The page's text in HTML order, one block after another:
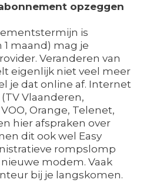
opzeggen
is
maand) mag je
Veranderen van
eigenlijk niet veel meer
je dat online af. Internet
Vlaanderen,
Orange, Telenet,
hier afspraken over
dit ook wel Easy
rompslomp
modem. Vaak
bij je langskomen.